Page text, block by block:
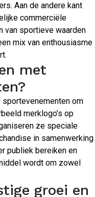
Aan de andere kant
commerciële
van sportieve waarden
mix van enthousiasme
met
om
merklogo’s op
ze speciale
in samenwerking
publiek bereiken en
wordt om zowel
groei en